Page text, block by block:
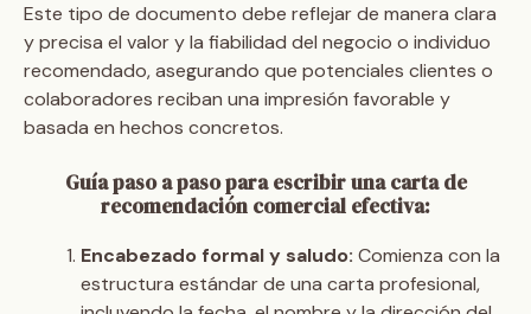
Este tipo de documento debe reflejar de manera clara
y precisa el valor y la fiabilidad del negocio o individuo
recomendado, asegurando que potenciales clientes o
colaboradores reciban una impresión favorable y
basada en hechos concretos.
Guía paso a paso para escribir una carta de
recomendación comercial efectiva:
Encabezado formal y saludo: Comienza con la
estructura estándar de una carta profesional,